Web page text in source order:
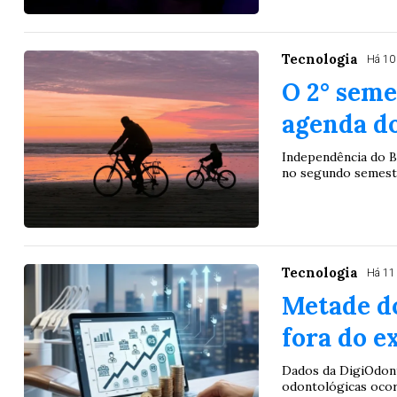
Tecnologia Há
O 2°
agenda
Independência do
no segundo
Tecnologia Há
Metade
fora do
Dados da
odontológicas